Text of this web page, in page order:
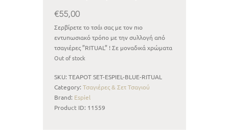
€55,00
Σερβίρετε το τσάι σας με τον πιο
εντυπωσιακό τρόπο με την συλλογή από
τσαγιέρες ”RITUAL” ! Σε μοναδικά χρώματα
και σχέδια, θα καταπλήξουν εσάς και τους
απαραίτητα φλιτζανάκια και δίσκο μπαμπού
για να σας χαρίσουν την απόλυτη εμπειρία
μίας τελετής τσαγιού !
Out of stock
SKU: TEAPOT SET-ESPIEL-BLUE-RITUAL
Category: Τσαγιέρες & Σετ Τσαγιού
Brand: Espiel
Product ID: 11559